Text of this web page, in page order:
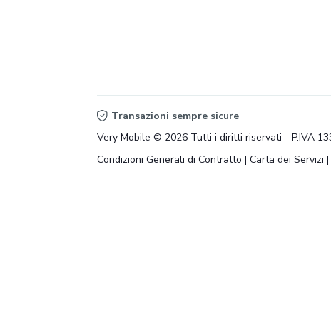
Transazioni sempre sicure
Very Mobile © 2026 Tutti i diritti riservati - P.IVA
Condizioni Generali di Contratto | Carta dei Servizi |